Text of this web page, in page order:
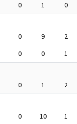
0 1
0
0 9
2
0 0
1
0 1
2
0 10
1